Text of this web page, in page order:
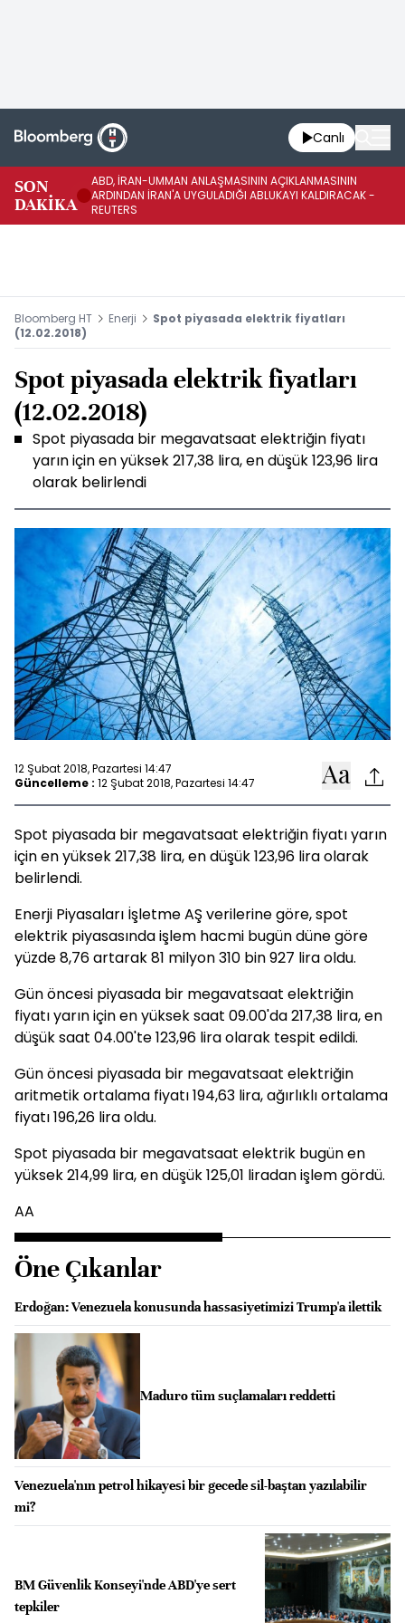
Canlı
SON
DAKİKA
ABD, İRAN-UMMAN ANLAŞMASININ AÇIKLANMASININ
ARDINDAN İRAN'A UYGULADIĞI ABLUKAYI KALDIRACAK -
REUTERS
Bloomberg HT Enerji
Spot piyasada elektrik fiyatları
(12.02.2018)
Spot piyasada elektrik fiyatları
(12.02.2018)
Spot piyasada bir megavatsaat elektriğin fiyatı
yarın için en yüksek 217,38 lira, en düşük 123,96 lira
olarak belirlendi
12 Şubat 2018, Pazartesi 14:47
Güncelleme : 12 Şubat 2018, Pazartesi 14:47
Spot piyasada bir megavatsaat elektriğin fiyatı yarın
için en yüksek 217,38 lira, en düşük 123,96 lira olarak
belirlendi.
Enerji Piyasaları İşletme AŞ verilerine göre, spot
elektrik piyasasında işlem hacmi bugün düne göre
yüzde 8,76 artarak 81 milyon 310 bin 927 lira oldu.
Gün öncesi piyasada bir megavatsaat elektriğin
fiyatı yarın için en yüksek saat 09.00'da 217,38 lira, en
düşük saat 04.00'te 123,96 lira olarak tespit edildi.
Gün öncesi piyasada bir megavatsaat elektriğin
aritmetik ortalama fiyatı 194,63 lira, ağırlıklı ortalama
fiyatı 196,26 lira oldu.
Spot piyasada bir megavatsaat elektrik bugün en
yüksek 214,99 lira, en düşük 125,01 liradan işlem gördü.
AA
Öne Çıkanlar
Erdoğan: Venezuela konusunda hassasiyetimizi Trump'a ilettik
Maduro tüm suçlamaları reddetti
Venezuela'nın petrol hikayesi bir gecede sil-baştan yazılabilir
mi?
BM Güvenlik Konseyi'nde ABD'ye sert
tepkiler